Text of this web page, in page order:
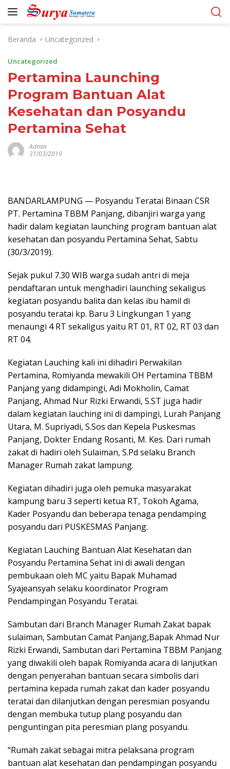
Langsung
Beranda
Uncategorized
Uncategorized
Pertamina Launching
Program Bantuan Alat
Kesehatan dan Posyandu
Pertamina Sehat
Admin
31/03/2019
BANDARLAMPUNG — Posyandu Teratai Binaan CSR
PT. Pertamina TBBM Panjang, dibanjiri warga yang
hadir dalam kegiatan launching program bantuan alat
kesehatan dan posyandu Pertamina Sehat, Sabtu
(30/3/2019).
Sejak pukul 7.30 WIB warga sudah antri di meja
pendaftaran untuk menghadiri launching sekaligus
kegiatan posyandu balita dan kelas ibu hamil di
posyandu teratai kp. Baru 3 Lingkungan 1 yang
menaungi 4 RT sekaligus yaitu RT 01, RT 02, RT 03 dan
RT 04.
Kegiatan Lauching kali ini dihadiri Perwakilan
Pertamina, Romiyanda mewakili OH Pertamina TBBM
Panjang yang didampingi, Adi Mokholin, Camat
Panjang, Ahmad Nur Rizki Erwandi, S.ST juga hadir
dalam kegiatan lauching ini di dampingi, Lurah Panjang
Utara, M. Supriyadi, S.Sos dan Kepela Puskesmas
Panjang, Dokter Endang Rosanti, M. Kes. Dari rumah
zakat di hadiri oleh Sulaiman, S.Pd selaku Branch
Manager Rumah zakat lampung.
Kegiatan dihadiri juga oleh pemuka masyarakat
kampung baru 3 seperti ketua RT, Tokoh Agama,
Kader Posyandu dan beberapa tenaga pendamping
posyandu dari PUSKESMAS Panjang.
Kegiatan Lauching Bantuan Alat Kesehatan dan
Posyandu Pertamina Sehat ini di awali dengan
pembukaan oleh MC yaitu Bapak Muhamad
Syajeansyah selaku koordinator Program
Pendampingan Posyandu Teratai.
Sambutan dari Branch Manager Rumah Zakat bapak
sulaiman, Sambutan Camat Panjang,Bapak Ahmad Nur
Rizki Erwandi, Sambutan dari Pertamina TBBM Panjang
yang diwakili oleh bapak Romiyanda acara di lanjutkan
dengan penyerahan bantuan secara simbolis dari
pertamina kepada rumah zakat dan kader posyandu
teratai dan dilanjutkan dengan peresmian posyandu
dengan membuka tutup plang posyandu dan
penguntingan pita peresmian plang posyandu.
“Rumah zakat sebagai mitra pelaksana program
bantuan alat kesehatan dan pendampingan posyandu